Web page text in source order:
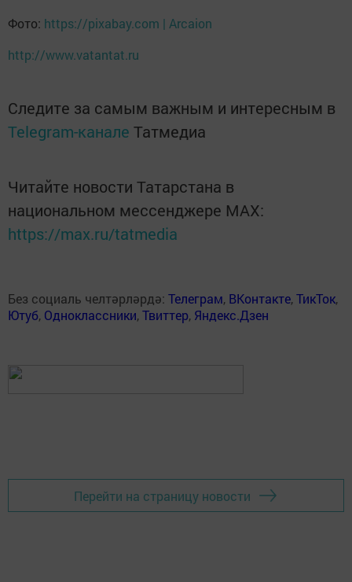
Фото: https://pixabay.com | Arcaion
http://www.vatantat.ru
Следите за самым важным и интересным в
Telegram-канале Татмедиа
Читайте новости Татарстана в
национальном мессенджере MАХ:
https://max.ru/tatmedia
Без социаль челтәрләрдә: Телеграм, ВКонтакте,ТикТок,
Ютуб, Одноклассники,Твиттер, Яндекс.Дзен
Перейти на страницу новости